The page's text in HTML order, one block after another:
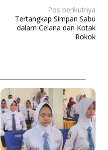
Pos berikutnya
Tertangkap Simpan Sabu
dalam Celana dan Kotak
Rokok